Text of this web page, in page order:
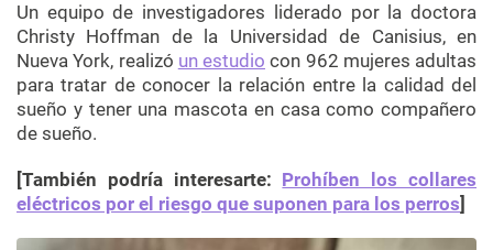
Un equipo de investigadores liderado por la doctora
Christy Hoffman de la Universidad de Canisius, en
Nueva York, realizó un estudio con 962 mujeres adultas
para tratar de conocer la relación entre la calidad del
sueño y tener una mascota en casa como compañero
de sueño.
[También podría interesarte: Prohíben los collares
eléctricos por el riesgo que suponen para los perros]